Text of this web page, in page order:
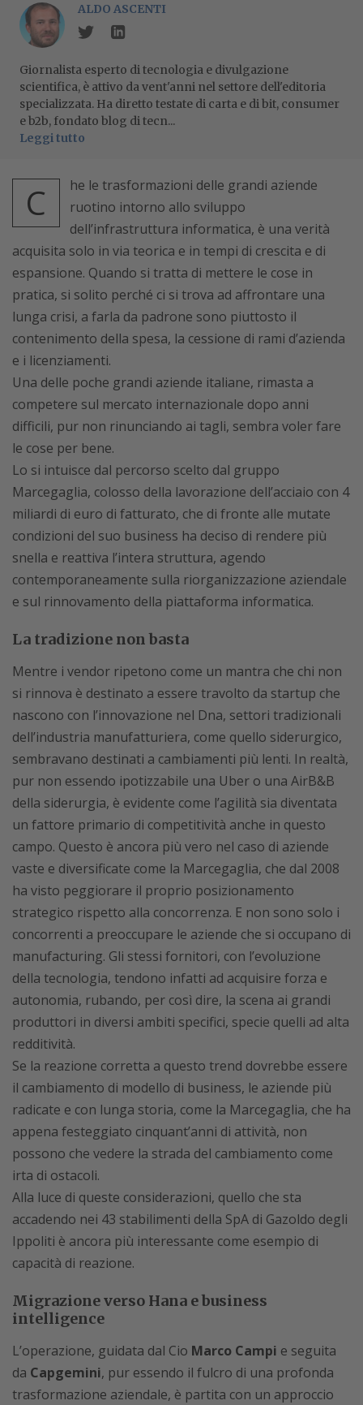
ALDO ASCENTI
Giornalista esperto di tecnologia e divulgazione
scientifica, è attivo da vent'anni nel settore dell'editoria
specializzata. Ha diretto testate di carta e di bit, consumer
e b2b, fondato blog di tecn...
Leggi tutto
C
he le trasformazioni delle grandi aziende
ruotino intorno allo sviluppo
dell’infrastruttura informatica, è una verità
acquisita solo in via teorica e in tempi di crescita e di
espansione. Quando si tratta di mettere le cose in
pratica, si solito perché ci si trova ad affrontare una
lunga crisi, a farla da padrone sono piuttosto il
contenimento della spesa, la cessione di rami d’azienda
e i licenziamenti.
Una delle poche grandi aziende italiane, rimasta a
competere sul mercato internazionale dopo anni
difficili, pur non rinunciando ai tagli, sembra voler fare
le cose per bene.
Lo si intuisce dal percorso scelto dal gruppo
Marcegaglia, colosso della lavorazione dell’acciaio con 4
miliardi di euro di fatturato, che di fronte alle mutate
condizioni del suo business ha deciso di rendere più
snella e reattiva l’intera struttura, agendo
contemporaneamente sulla riorganizzazione aziendale
e sul rinnovamento della piattaforma informatica.
La tradizione non basta
Mentre i vendor ripetono come un mantra che chi non
si rinnova è destinato a essere travolto da startup che
nascono con l’innovazione nel Dna, settori tradizionali
dell’industria manufatturiera, come quello siderurgico,
sembravano destinati a cambiamenti più lenti. In realtà,
pur non essendo ipotizzabile una Uber o una AirB&B
della siderurgia, è evidente come l’agilità sia diventata
un fattore primario di competitività anche in questo
campo. Questo è ancora più vero nel caso di aziende
vaste e diversificate come la Marcegaglia, che dal 2008
ha visto peggiorare il proprio posizionamento
strategico rispetto alla concorrenza. E non sono solo i
concorrenti a preoccupare le aziende che si occupano di
manufacturing. Gli stessi fornitori, con l’evoluzione
della tecnologia, tendono infatti ad acquisire forza e
autonomia, rubando, per così dire, la scena ai grandi
produttori in diversi ambiti specifici, specie quelli ad alta
redditività.
Se la reazione corretta a questo trend dovrebbe essere
il cambiamento di modello di business, le aziende più
radicate e con lunga storia, come la Marcegaglia, che ha
appena festeggiato cinquant’anni di attività, non
possono che vedere la strada del cambiamento come
irta di ostacoli.
Alla luce di queste considerazioni, quello che sta
accadendo nei 43 stabilimenti della SpA di Gazoldo degli
Ippoliti è ancora più interessante come esempio di
capacità di reazione.
Migrazione verso Hana e business
intelligence
L’operazione, guidata dal Cio Marco Campi e seguita
da Capgemini, pur essendo il fulcro di una profonda
trasformazione aziendale, è partita con un approccio